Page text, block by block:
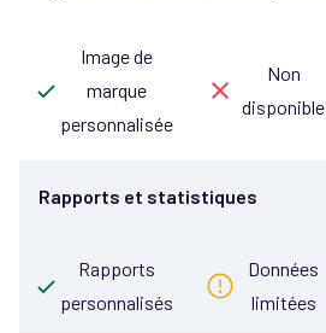
Image de
marque
personnalisée
Non
disponible
Rapports et statistiques
Rapports
personnalisés
Données
limitées